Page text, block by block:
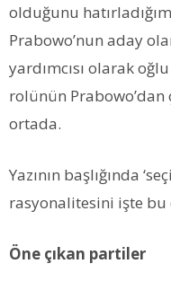
olduğunu
Prabowo’nun aday
yardımcısı olarak oğlu
rolünün
ortada.
Yazının başlığında
rasyonalitesini işte
Öne çıkan partiler